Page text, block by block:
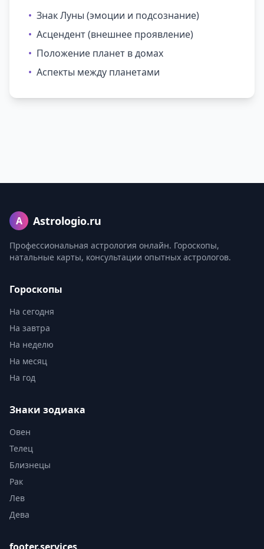
• Знак Луны (эмоции и подсознание)
• Асцендент (внешнее проявление)
• Положение планет в домах
• Аспекты между планетами
A Astrologio.ru
Профессиональная астрология онлайн. Гороскопы,
натальные карты, консультации опытных астрологов.
Гороскопы
На сегодня
На завтра
На неделю
На месяц
На год
Знаки зодиака
Овен
Телец
Близнецы
Рак
Лев
Дева